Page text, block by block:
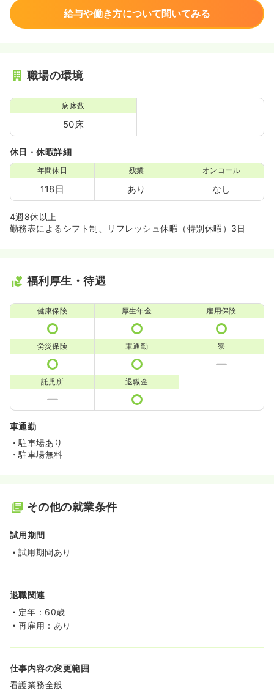
給与や働き方について聞いてみる
職場の環境
病床数
50床
休日・休暇詳細
年間休日
118日
残業
あり
オンコール
なし
4週8休以上
勤務表によるシフト制、リフレッシュ休暇（特別休暇）3日
福利厚生・待遇
健康保険 厚生年金 雇用保険
労災保険 車通勤 寮
託児所 退職金
車通勤
・駐車場あり
・駐車場無料
その他の就業条件
試用期間
試用期間あり
退職関連
定年：60歳
再雇用：あり
仕事内容の変更範囲
看護業務全般